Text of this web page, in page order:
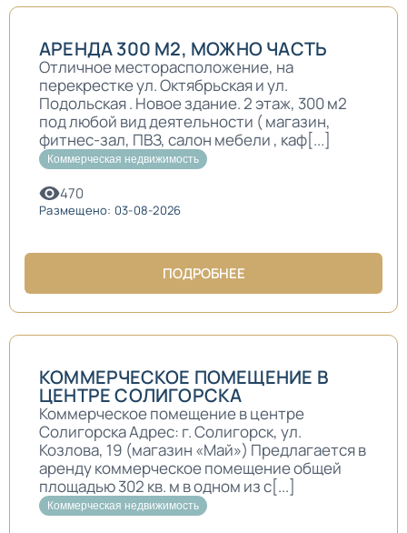
АРЕНДА 300 М2, МОЖНО ЧАСТЬ
Отличное месторасположение, на
перекрестке ул. Октябрьская и ул.
Подольская . Новое здание. 2 этаж, 300 м2
под любой вид деятельности ( магазин,
фитнес-зал, ПВЗ, салон мебели , каф[...]
Коммерческая недвижимость
470
Размещено: 03-08-2026
ПОДРОБНЕЕ
КОММЕРЧЕСКОЕ ПОМЕЩЕНИЕ В
ЦЕНТРЕ СОЛИГОРСКА
Коммерческое помещение в центре
Солигорска Адрес: г. Солигорск, ул.
Козлова, 19 (магазин «Май») Предлагается в
аренду коммерческое помещение общей
площадью 302 кв. м в одном из с[...]
Коммерческая недвижимость